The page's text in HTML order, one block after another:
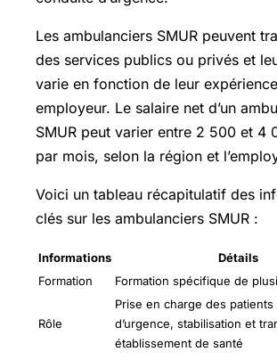
Les ambulanciers SMUR peuvent
des services publics ou privés et
varie en fonction de leur
employeur. Le salaire net d’un
SMUR peut varier entre 2 500 et 4
par mois, selon la région et
Voici un tableau récapitulatif des
clés sur les ambulanciers SMUR :
Informations
Détails
Formation
Formation spécifique de
Rôle
Prise en charge des patients
d’urgence, stabilisation et
établissement de santé